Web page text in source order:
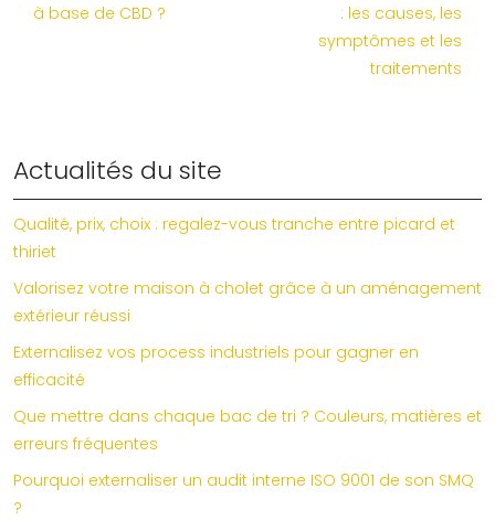
à base de CBD ?
: les causes, les
symptômes et les
traitements
Actualités du site
Qualité, prix, choix : regalez-vous tranche entre picard et
thiriet
Valorisez votre maison à cholet grâce à un aménagement
extérieur réussi
Externalisez vos process industriels pour gagner en
efficacité
Que mettre dans chaque bac de tri ? Couleurs, matières et
erreurs fréquentes
Pourquoi externaliser un audit interne ISO 9001 de son SMQ
?